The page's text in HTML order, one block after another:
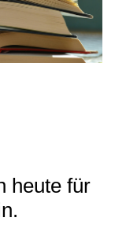
heute für